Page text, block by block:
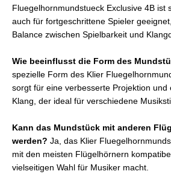
Fluegelhornmundstueck Exclusive 4B ist
auch für fortgeschrittene Spieler
Balance zwischen Spielbarkeit und
Wie beeinflusst die Form des
spezielle Form des Klier
sorgt für eine verbesserte Projektion und
Klang, der ideal für verschiedene
Kann das Mundstück mit anderen
werden? Ja, das Klier
mit den meisten Flügelhörnern
vielseitigen Wahl für Musiker macht.